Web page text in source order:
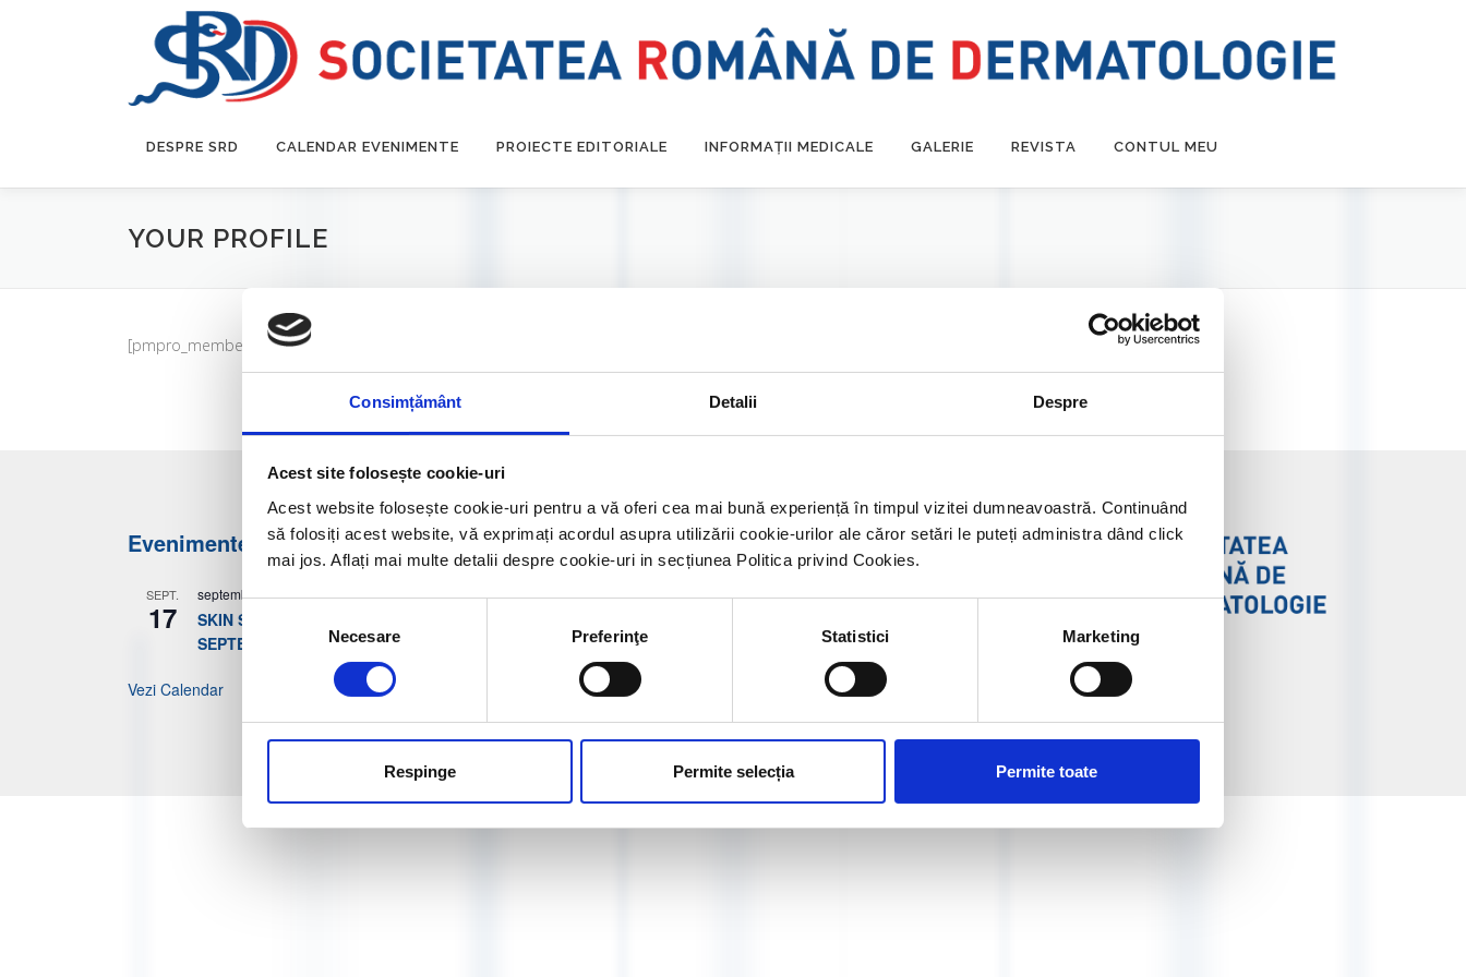
Consimțământ Detalii Despre
Acest site folosește cookie-uri
Acest website folosește cookie-uri pentru a vă oferi cea mai bună experiență în timpul vizitei dumneavoastră. Continuând
să folosiți acest website, vă exprimați acordul asupra utilizării cookie-urilor ale căror setări le puteți administra dând click
mai jos. Aflați mai multe detalii despre cookie-uri in secțiunea Politica privind Cookies.
Selecția
consimțământului
Necesare Preferinţe Statistici Marketing
Respinge Permite selecția Permite toate
DESPRE SRD CALENDAR EVENIMENTE PROIECTE EDITORIALE INFORMAȚII MEDICALE GALERIE REVISTA CONTUL MEU
YOUR PROFILE
[pmpro_member_profile_edit]
Evenimente viitoare
SEPT.
17
septembrie 17-septembrie 19
SKIN SUMMIT BUCURESTI – 17-19
SEPTEMBRIE 2026
Vezi Calendar
CONTACT
POLITICA DE CONFIDENȚIALITATE